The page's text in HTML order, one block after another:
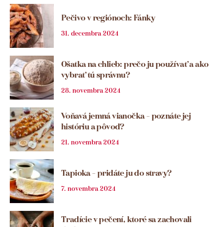
Pečivo v regiónoch: Fánky
31. decembra 2024
Ošatka na chlieb: prečo ju používať a ako
vybrať tú správnu?
28. novembra 2024
Voňavá jemná vianočka – poznáte jej
históriu a pôvod?
21. novembra 2024
Tapioka – pridáte ju do stravy?
7. novembra 2024
Tradície v pečení, ktoré sa zachovali